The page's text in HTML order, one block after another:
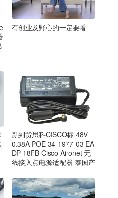
有创业及野心的一定要看
新到货思科CISCO标 48V
0.38A POE 34-1977-03 EA
DP-18FB Cisco Aironet 无
线接入点电源适配器 泰国产